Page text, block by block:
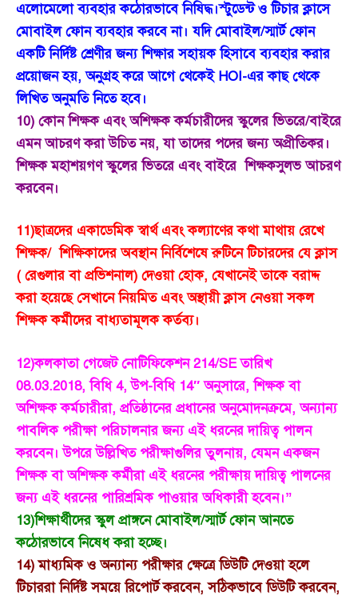
এলোমেলো ব্যবহার কঠোরভাবে নিষিদ্ধ।স্টুডেন্ট ও টিচার ক্লাসে
মোবাইল ফোন ব্যবহার করবে না। যদি মোবাইল/স্মার্ট ফোন
একটি নির্দিষ্ট শ্রেণীর জন্য শিক্ষার সহায়ক হিসাবে ব্যবহার করার
প্রয়োজন হয়, অনুগ্রহ করে আগে থেকেই HOI-এর কাছ থেকে
লিখিত অনুমতি নিতে হবে।
10) কোন শিক্ষক এবং অশিক্ষক কর্মচারীদের স্কুলের ভিতরে/বাইরে
এমন আচরণ করা উচিত নয়, যা তাদের পদের জন্য অপ্রীতিকর।
শিক্ষক মহাশয়গণ স্কুলের ভিতরে এবং বাইরে শিক্ষকসুলভ আচরণ
করবেন।
11)ছাত্রদের একাডেমিক স্বার্থ এবং কল্যাণের কথা মাথায় রেখে
শিক্ষক/ শিক্ষিকাদের অবস্থান নির্বিশেষে রুটিনে টিচারদের যে ক্লাস
( রেগুলার বা প্রভিশনাল) দেওয়া হোক, যেখানেই তাকে বরাদ্দ
করা হয়েছে সেখানে নিয়মিত এবং অস্থায়ী ক্লাস নেওয়া সকল
শিক্ষক কর্মীদের বাধ্যতামূলক কর্তব্য।
12)কলকাতা গেজেট নোটিফিকেশন 214/SE তারিখ
08.03.2018, বিধি 4, উপ-বিধি 14″ অনুসারে, শিক্ষক বা
অশিক্ষক কর্মচারীরা, প্রতিষ্ঠানের প্রধানের অনুমোদনক্রমে, অন্যান্য
পাবলিক পরীক্ষা পরিচালনার জন্য এই ধরনের দায়িত্ব পালন
করবেন। উপরে উল্লিখিত পরীক্ষাগুলির তুলনায়, যেমন একজন
শিক্ষক বা অশিক্ষক কর্মীরা এই ধরনের পরীক্ষায় দায়িত্ব পালনের
জন্য এই ধরনের পারিশ্রমিক পাওয়ার অধিকারী হবেন।”
13)শিক্ষার্থীদের স্কুল প্রাঙ্গনে মোবাইল/স্মার্ট ফোন আনতে
কঠোরভাবে নিষেধ করা হচ্ছে।
14) মাধ্যমিক ও অন্যান্য পরীক্ষার ক্ষেত্রে ডিউটি দেওয়া হলে
টিচাররা নির্দিষ্ট সময়ে রিপোর্ট করবেন, সঠিকভাবে ডিউটি করবেন,